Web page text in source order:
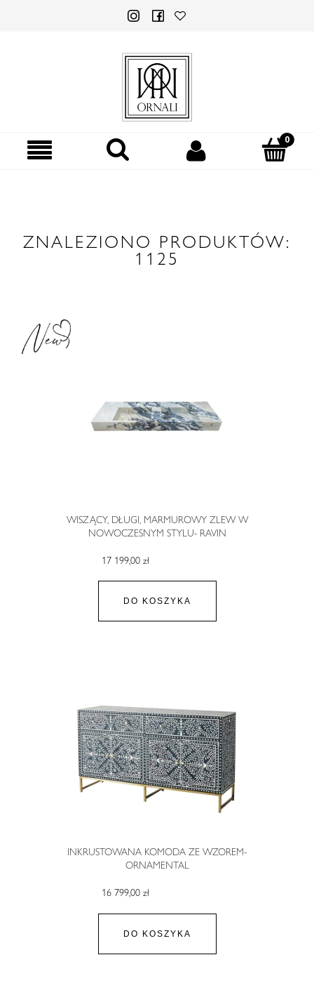
ZNALEZIONO PRODUKTÓW:
1125
WISZĄCY, DŁUGI, MARMUROWY ZLEW W
NOWOCZESNYM STYLU- RAVIN
17 199,00 zł
DO KOSZYKA
INKRUSTOWANA KOMODA ZE WZOREM-
ORNAMENTAL
16 799,00 zł
DO KOSZYKA